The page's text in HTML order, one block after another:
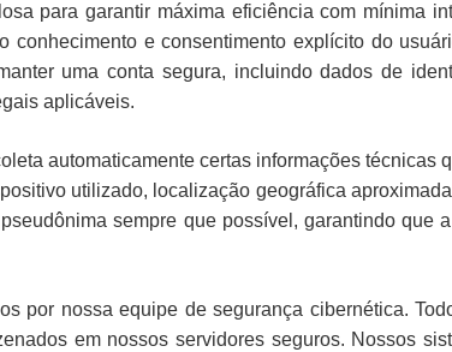
para garantir máxima eficiência com mínima
e consentimento explícito do
uma conta segura, incluindo dados de
aplicáveis.
automaticamente certas informações técnicas
utilizado, localização geográfica
sempre que possível, garantindo que
por nossa equipe de segurança cibernética.
em nossos servidores seguros. Nossos